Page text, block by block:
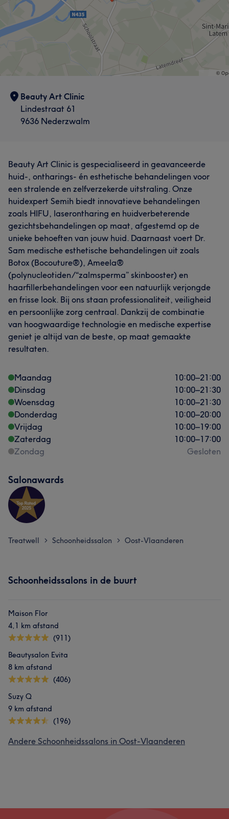
Beauty Art Clinic
Lindestraat 61
9636 Nederzwalm
Beauty Art Clinic is gespecialiseerd in geavanceerde
huid-, ontharings- én esthetische behandelingen voor
een stralende en zelfverzekerde uitstraling. Onze
huidexpert Semih biedt innovatieve behandelingen
zoals HIFU, laserontharing en huidverbeterende
gezichtsbehandelingen op maat, afgestemd op de
unieke behoeften van jouw huid. Daarnaast voert Dr.
Sam medische esthetische behandelingen uit zoals
Botox (Bocouture®), Ameela®
(polynucleotiden/“zalmsperma” skinbooster) en
haarfillerbehandelingen voor een natuurlijk verjongde
en frisse look. Bij ons staan professionaliteit, veiligheid
en persoonlijke zorg centraal. Dankzij de combinatie
van hoogwaardige technologie en medische expertise
geniet je altijd van de beste, op maat gemaakte
resultaten.
Maandag 10:00–21:00
Dinsdag
10:00–21:30
Woensdag
10:00–21:30
Donderdag
10:00–20:00
Vrijdag
10:00–19:00
Zaterdag
10:00–17:00
Zondag
Gesloten
Salonawards
Treatwell > Schoonheidssalon > Oost-Vlaanderen
Schoonheidssalons in de buurt
Maison Flor
4,1 km afstand
(911)
Beautysalon Evita
8 km afstand
(406)
Suzy Q
9 km afstand
(196)
Andere Schoonheidssalons in Oost-Vlaanderen